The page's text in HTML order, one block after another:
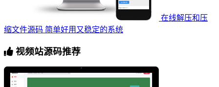
在线解压和压
缩文件源码 简单好用又稳定的系统
视频站源码推荐